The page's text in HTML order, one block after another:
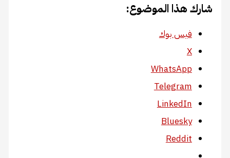
شارك هذا الموضوع:
فيس بوك
X
WhatsApp
Telegram
LinkedIn
Bluesky
Reddit